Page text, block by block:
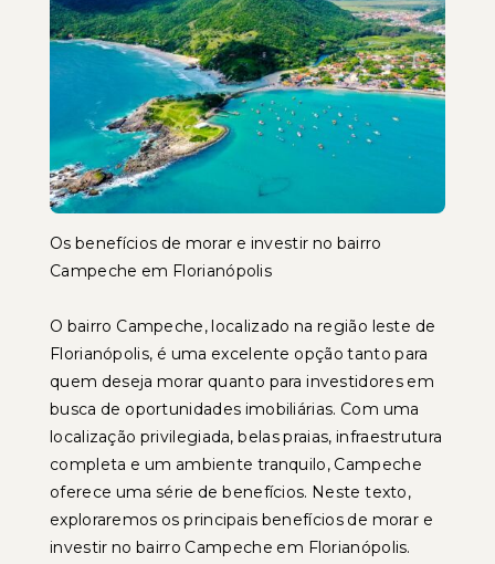
Os benefícios de morar e investir no bairro
Campeche em Florianópolis
O bairro Campeche, localizado na região leste de
Florianópolis, é uma excelente opção tanto para
quem deseja morar quanto para investidores em
busca de oportunidades imobiliárias. Com uma
localização privilegiada, belas praias, infraestrutura
completa e um ambiente tranquilo, Campeche
oferece uma série de benefícios. Neste texto,
exploraremos os principais benefícios de morar e
investir no bairro Campeche em Florianópolis.